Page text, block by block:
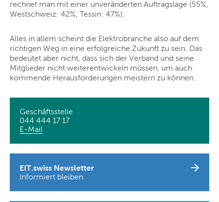
rechnet man mit einer unveränderten Auftragslage (55%,
Westschweiz: 42%, Tessin: 47%).
Alles in allem scheint die Elektrobranche also auf dem
richtigen Weg in eine erfolgreiche Zukunft zu sein. Das
bedeutet aber nicht, dass sich der Verband und seine
Mitglieder nicht weiterentwickeln müssen, um auch
kommende Herausforderungen meistern zu können.
Geschäftsstelle
044 444 17 17
E-Mail
EIT.swiss Newsletter
Informiert bleiben